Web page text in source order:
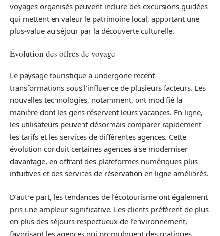
voyages organisés peuvent inclure des excursions guidées
qui mettent en valeur le patrimoine local, apportant une
plus-value au séjour par la découverte culturelle.
Évolution des offres de voyage
Le paysage touristique a undergone recent
transformations sous l’influence de plusieurs facteurs. Les
nouvelles technologies, notamment, ont modifié la
manière dont les gens réservent leurs vacances. En ligne,
les utilisateurs peuvent désormais comparer rapidement
les tarifs et les services de différentes agences. Cette
évolution conduit certaines agences à se moderniser
davantage, en offrant des plateformes numériques plus
intuitives et des services de réservation en ligne améliorés.
D’autre part, les tendances de l’écotourisme ont également
pris une ampleur significative. Les clients préfèrent de plus
en plus des séjours respectueux de l’environnement,
favorisant les agences qui promulguent des pratiques